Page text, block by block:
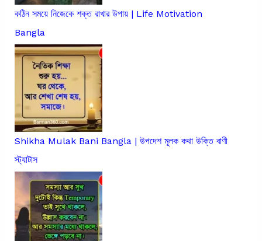
কঠিন সময়ে নিজেকে শক্ত রাখার উপায় | Life Motivation
Bangla
Shikha Mulak Bani Bangla | উপদেশ মূলক কথা উক্তি বাণী
স্ট্যাটাস